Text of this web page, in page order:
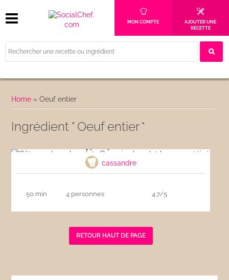
MON COMPTE
AJOUTER UNE
RECETTE
Home »Oeuf entier
Ingrédient " Oeuf entier "
Gâteau whey chocolat : Brownie chocolat
cassandre
50 min 4 personnes 4.7/5
RETOUR HAUT DE PAGE